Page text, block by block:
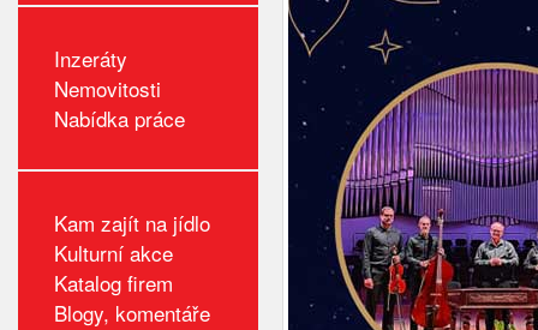
Inzeráty
Nemovitosti
Nabídka práce
Kam zajít na jídlo
Kulturní akce
Katalog firem
Blogy, komentáře